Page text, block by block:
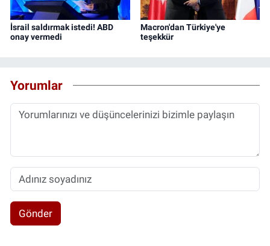
İsrail saldırmak istedi! ABD
onay vermedi
Macron'dan Türkiye'ye
teşekkür
Yorumlar
Gönder